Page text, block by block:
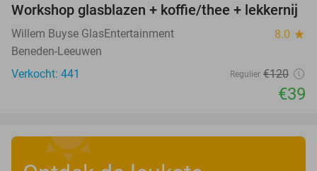
68%
Workshop glasblazen + koffie/thee + lekkernij
Willem Buyse GlasEntertainment 8.0 star
Beneden-Leeuwen
Verkocht: 441
Regulier €120
€39